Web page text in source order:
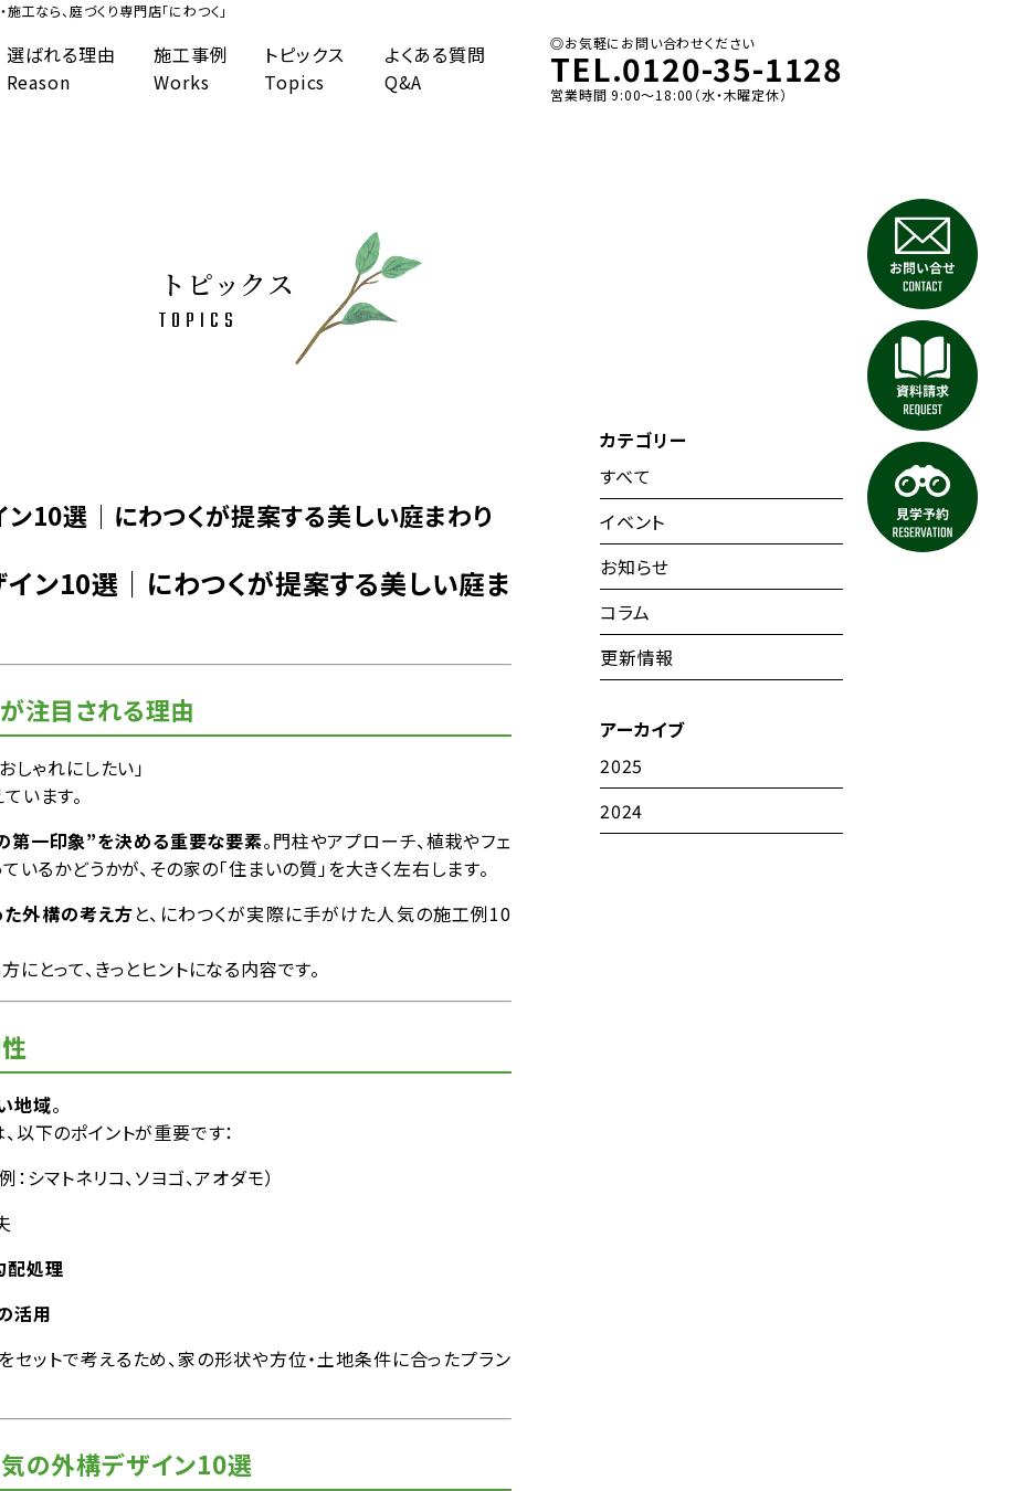
工なら、庭づくり専門店「にわつく」
選ばれる理由
Reason
施工事例
Works
トピックス
Topics
よくある質問
Q&A
◎お気軽にお問い合わせください
TEL.0120-35-1128
営業時間 9:00〜18:00（水・木曜定休）
トピックス
TOPICS
10選｜にわつくが提案する美しい庭まわり
ン10選｜にわつくが提案する美しい庭ま
注目される理由
ゃれにしたい」――
います。
第一印象”を決める重要な要素。門柱やアプローチ、植栽やフェ
いるかどうかが、その家の「住まいの質」を大きく左右します。
外構の考え方と、にわつくが実際に手がけた人気の施工例10
とって、きっとヒントになる内容です。
地域。
以下のポイントが重要です：
例：シマトネリコ、ソヨゴ、アオダモ）
配処理
活用
セットで考えるため、家の形状や方位・土地条件に合ったプラン
気の外構デザイン10選
カテゴリー
すべて
イベント
お知らせ
コラム
更新情報
アーカイブ
2025
2024